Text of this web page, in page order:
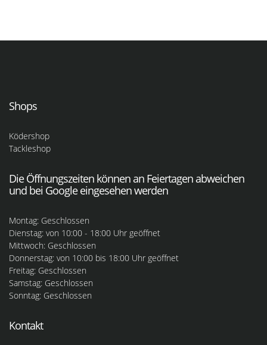
Shops
Ködershop
Tackleshop
Die Öffnungszeiten können an Feiertagen abweichen
und bei Google eingesehen werden
Montag: Geschlossen
Dienstag: von 10:00 - 18:00 Uhr geöffnet
Mittwoch: Geschlossen
Donnerstag: von 10:00 bis 18:00 Uhr geöffnet
Freitag: Geschlossen
Samstag: Geschlossen
Sonntag: Geschlossen
Kontakt